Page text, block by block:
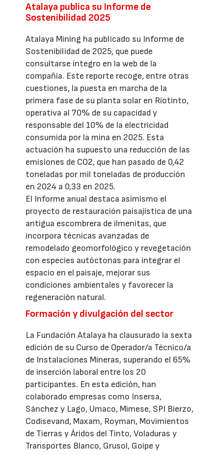
Atalaya publica su Informe de
Sostenibilidad 2025
Atalaya Mining ha publicado su Informe de
Sostenibilidad de 2025, que puede
consultarse íntegro en la web de la
compañía. Este reporte recoge, entre otras
cuestiones, la puesta en marcha de la
primera fase de su planta solar en Riotinto,
operativa al 70% de su capacidad y
responsable del 10% de la electricidad
consumida por la mina en 2025. Esta
actuación ha supuesto una reducción de las
emisiones de CO2, que han pasado de 0,42
toneladas por mil toneladas de producción
en 2024 a 0,33 en 2025.
El Informe anual destaca asimismo el
proyecto de restauración paisajística de una
antigua escombrera de ilmenitas, que
incorpora técnicas avanzadas de
remodelado geomorfológico y revegetación
con especies autóctonas para integrar el
espacio en el paisaje, mejorar sus
condiciones ambientales y favorecer la
regeneración natural.
Formación y divulgación del sector
La Fundación Atalaya ha clausurado la sexta
edición de su Curso de Operador/a Técnico/a
de Instalaciones Mineras, superando el 65%
de inserción laboral entre los 20
participantes. En esta edición, han
colaborado empresas como Insersa,
Sánchez y Lago, Umaco, Mimese, SPI Bierzo,
Codisevand, Maxam, Royman, Movimientos
de Tierras y Áridos del Tinto, Voladuras y
Transportes Blanco, Grusol, Goipe y